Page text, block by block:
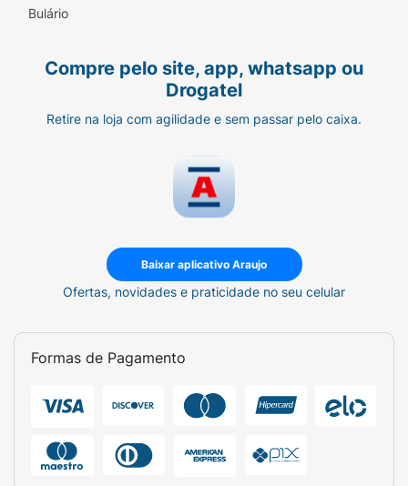
Bulário
Compre pelo site, app, whatsapp ou
Drogatel
Retire na loja com agilidade e sem passar pelo caixa.
Baixar aplicativo Araujo
Ofertas, novidades e praticidade no seu celular
Formas de Pagamento